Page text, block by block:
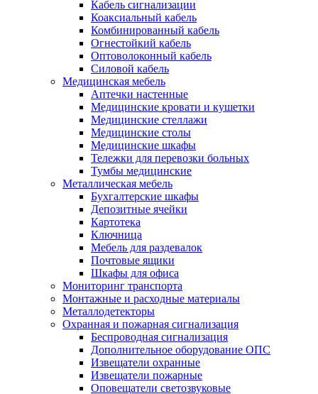
Кабель сигнализации
Коаксиальный кабель
Комбинированный кабель
Огнестойкий кабель
Оптоволоконный кабель
Силовой кабель
Медицинская мебель
Аптечки настенные
Медицинские кровати и кушетки
Медицинские стеллажи
Медицинские столы
Медицинские шкафы
Тележки для перевозки больных
Тумбы медицинские
Металлическая мебель
Бухгалтерские шкафы
Депозитные ячейки
Картотека
Ключница
Мебель для раздевалок
Почтовые ящики
Шкафы для офиса
Мониторинг транспорта
Монтажные и расходные материалы
Металлодетекторы
Охранная и пожарная сигнализация
Беспроводная сигнализация
Дополнительное оборудование ОПС
Извещатели охранные
Извещатели пожарные
Оповещатели светозвуковые